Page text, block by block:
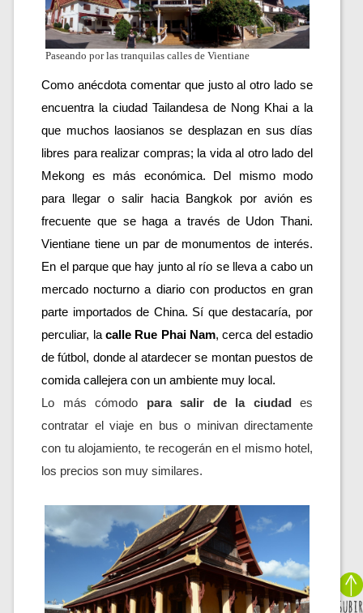
Paseando por las tranquilas calles de Vientiane
Como anécdota comentar que justo al otro lado se
encuentra la ciudad Tailandesa de Nong Khai a la
que muchos laosianos se desplazan en sus días
libres para realizar compras; la vida al otro lado del
Mekong es más económica. Del mismo modo
para llegar o salir hacia Bangkok por avión es
frecuente que se haga a través de Udon Thani.
Vientiane tiene un par de monumentos de interés.
En el parque que hay junto al río se lleva a cabo un
mercado nocturno a diario con productos en gran
parte importados de China. Sí que destacaría, por
perculiar, la calle Rue Phai Nam, cerca del estadio
de fútbol, donde al atardecer se montan puestos de
comida callejera con un ambiente muy local.
Lo más cómodo para salir de la ciudad es
contratar el viaje en bus o minivan directamente
con tu alojamiento, te recogerán en el mismo hotel,
los precios son muy similares.